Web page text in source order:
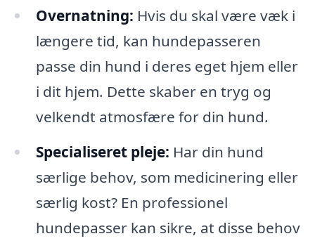
Overnatning: Hvis du skal være væk i
længere tid, kan hundepasseren
passe din hund i deres eget hjem eller
i dit hjem. Dette skaber en tryg og
velkendt atmosfære for din hund.
Specialiseret pleje: Har din hund
særlige behov, som medicinering eller
særlig kost? En professionel
hundepasser kan sikre, at disse behov